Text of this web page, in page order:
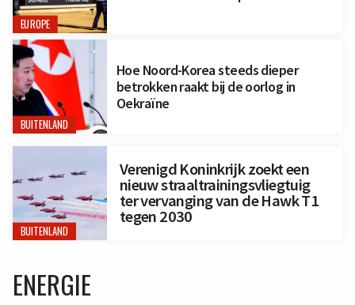
EUROPE
BUITENLAND
Hoe Noord-Korea steeds dieper
betrokken raakt bij de oorlog in
Oekraïne
BUITENLAND
Verenigd Koninkrijk zoekt een
nieuw straaltrainingsvliegtuig
ter vervanging van de Hawk T1
tegen 2030
ENERGIE